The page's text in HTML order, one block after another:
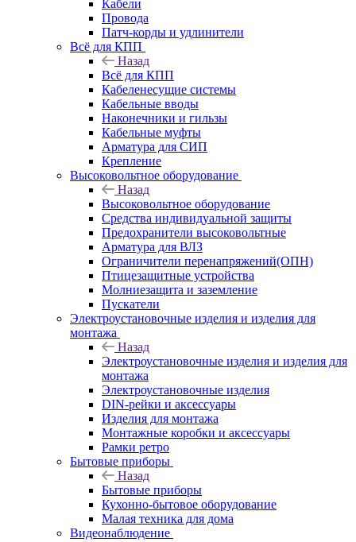
Кабели
Провода
Патч-корды и удлинители
Всё для КПП
Назад
Всё для КПП
Кабеленесущие системы
Кабельные вводы
Наконечники и гильзы
Кабельные муфты
Арматура для СИП
Крепление
Высоковольтное оборудование
Назад
Высоковольтное оборудование
Средства индивидуальной защиты
Предохранители высоковольтные
Арматура для ВЛЗ
Ограничители перенапряжений(ОПН)
Птицезащитные устройства
Молниезащита и заземление
Пускатели
Электроустановочные изделия и изделия для
монтажа
Назад
Электроустановочные изделия и изделия для
монтажа
Электроустановочные изделия
DIN-рейки и аксессуары
Изделия для монтажа
Монтажные коробки и аксессуары
Рамки ретро
Бытовые приборы
Назад
Бытовые приборы
Кухонно-бытовое оборудование
Малая техника для дома
Видеонаблюдение